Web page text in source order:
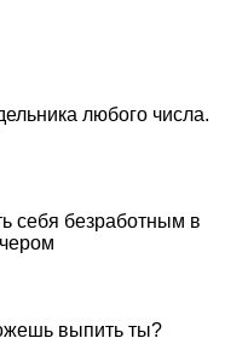
любого числа.
себя безработным в
выпить ты?